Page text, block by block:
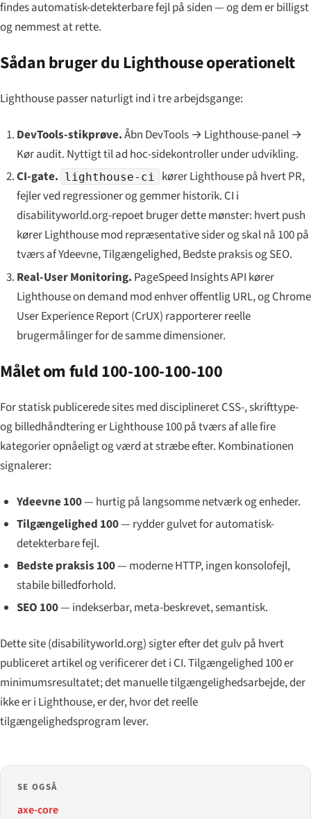
findes automatisk-detekterbare fejl på siden — og dem er billigst
og nemmest at rette.
Sådan bruger du Lighthouse operationelt
Lighthouse passer naturligt ind i tre arbejdsgange:
DevTools-stikprøve.Åbn DevTools → Lighthouse-panel →
Kør audit. Nyttigt til ad hoc-sidekontroller under udvikling.
CI-gate. lighthouse-ci
kører Lighthouse på hvert PR,
fejler ved regressioner og gemmer historik. CI i
disabilityworld.org-repoet bruger dette mønster: hvert push
kører Lighthouse mod repræsentative sider og skal nå 100 på
tværs af Ydeevne, Tilgængelighed, Bedste praksis og SEO.
Real-User Monitoring. PageSpeed Insights API kører
Lighthouse on demand mod enhver offentlig URL, og Chrome
User Experience Report (CrUX) rapporterer reelle
brugermålinger for de samme dimensioner.
Målet om fuld 100-100-100-100
For statisk publicerede sites med disciplineret CSS-, skrifttype-
og billedhåndtering er Lighthouse 100 på tværs af alle fire
kategorier opnåeligt og værd at stræbe efter. Kombinationen
signalerer:
Ydeevne 100— hurtig på langsomme netværk og enheder.
Tilgængelighed 100— rydder gulvet for automatisk-
detekterbare fejl.
Bedste praksis 100— moderne HTTP, ingen konsolofejl,
stabile billedforhold.
SEO 100— indekserbar, meta-beskrevet, semantisk.
Dette site (disabilityworld.org) sigter efter det gulv på hvert
publiceret artikel og verificerer det i CI. Tilgængelighed 100 er
minimumsresultatet; det manuelle tilgængelighedsarbejde, der
ikkeer i Lighthouse, er der, hvor det reelle
tilgængelighedsprogram lever.
SE OGSÅ
axe-core